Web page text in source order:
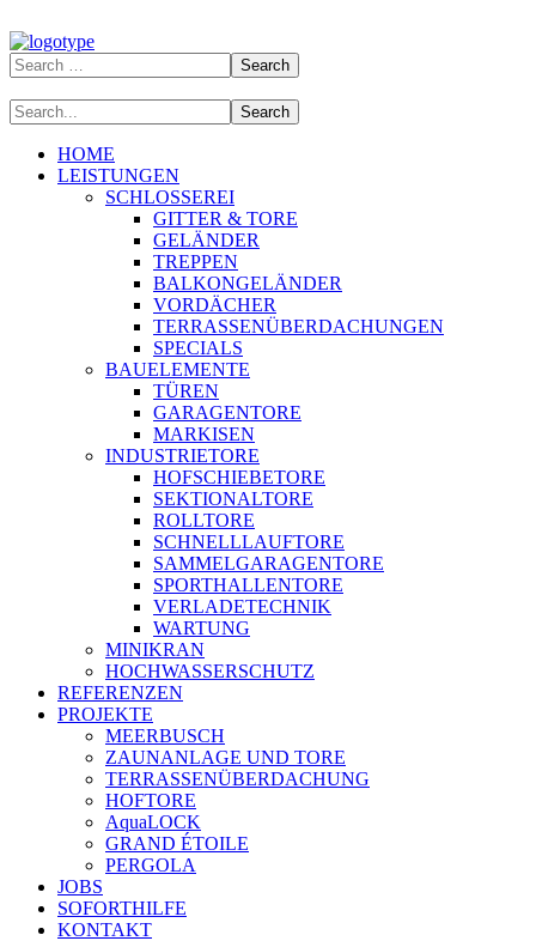
HOME
LEISTUNGEN
SCHLOSSEREI
GITTER & TORE
GELÄNDER
TREPPEN
BALKONGELÄNDER
VORDÄCHER
TERRASSENÜBERDACHUNGEN
SPECIALS
BAUELEMENTE
TÜREN
GARAGENTORE
MARKISEN
INDUSTRIETORE
HOFSCHIEBETORE
SEKTIONALTORE
ROLLTORE
SCHNELLLAUFTORE
SAMMELGARAGENTORE
SPORTHALLENTORE
VERLADETECHNIK
WARTUNG
MINIKRAN
HOCHWASSERSCHUTZ
REFERENZEN
PROJEKTE
MEERBUSCH
ZAUNANLAGE UND TORE
TERRASSENÜBERDACHUNG
HOFTORE
AquaLOCK
GRAND ÉTOILE
PERGOLA
JOBS
SOFORTHILFE
KONTAKT